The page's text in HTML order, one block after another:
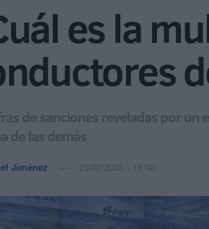
es la
de sanciones reveladas por
de las demás
Jiménez 23/02/2025 - 19:02